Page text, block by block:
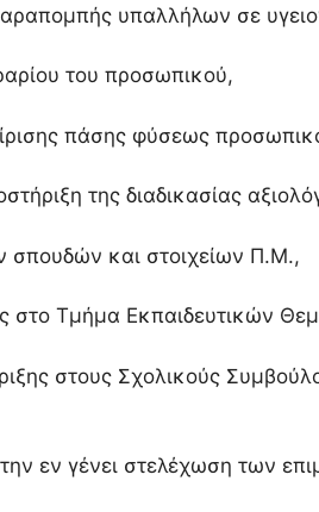
υπαλλήλων σε
του προσωπικού,
πάσης φύσεως
της διαδικασίας
σπουδών και στοιχείων Π.Μ.,
στο Τμήμα Εκπαιδευτικών
στους Σχολικούς
εν γένει στελέχωση των